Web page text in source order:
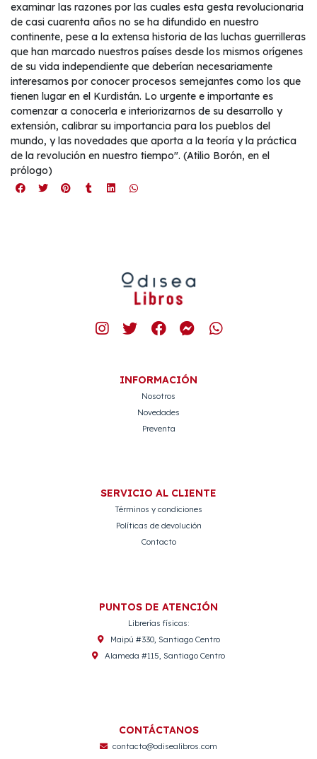
examinar las razones por las cuales esta gesta revolucionaria
de casi cuarenta años no se ha difundido en nuestro
continente, pese a la extensa historia de las luchas guerrilleras
que han marcado nuestros países desde los mismos orígenes
de su vida independiente que deberían necesariamente
interesarnos por conocer procesos semejantes como los que
tienen lugar en el Kurdistán. Lo urgente e importante es
comenzar a conocerla e interiorizarnos de su desarrollo y
extensión, calibrar su importancia para los pueblos del
mundo, y las novedades que aporta a la teoría y la práctica
de la revolución en nuestro tiempo". (Atilio Borón, en el
prólogo)
INFORMACIÓN
Nosotros
Novedades
Preventa
SERVICIO AL CLIENTE
Términos y condiciones
Políticas de devolución
Contacto
PUNTOS DE ATENCIÓN
Librerías físicas:
Maipú #330, Santiago Centro
Alameda #115, Santiago Centro
CONTÁCTANOS
contacto@odisealibros.com